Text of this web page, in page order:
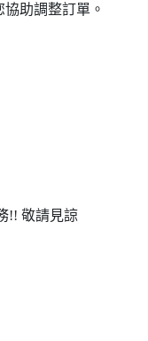
助調整訂單。
!! 敬請見諒